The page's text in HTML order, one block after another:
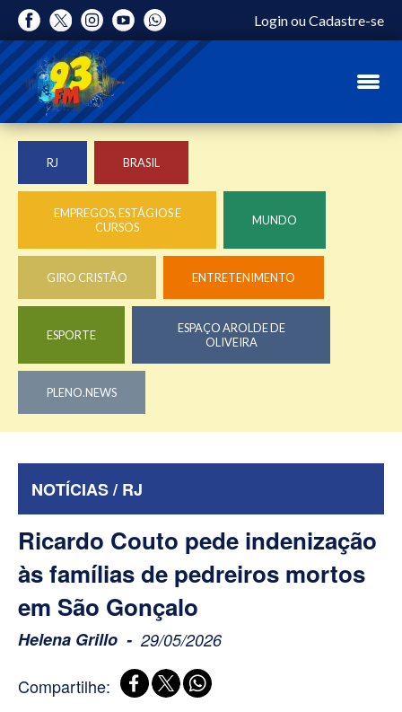
LoginouCadastre-se
RJ BRASIL
EMPREGOS, ESTÁGIOS E
CURSOS
MUNDO
GIRO CRISTÃO ENTRETENIMENTO
ESPORTE
ESPAÇO AROLDE DE
OLIVEIRA
PLENO.NEWS
NOTÍCIAS / RJ
Ricardo Couto pede indenização
às famílias de pedreiros mortos
em São Gonçalo
Helena Grillo 29/05/2026
Compartilhe: